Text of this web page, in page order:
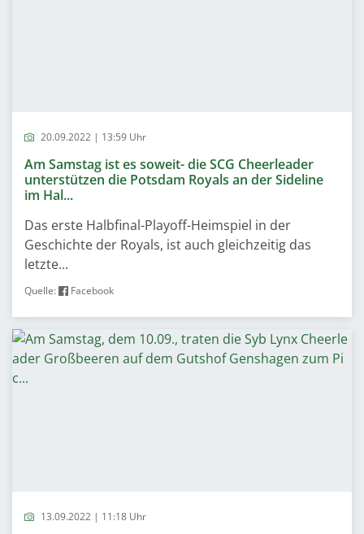
20.09.2022 | 13:59 Uhr
Am Samstag ist es soweit- die SCG Cheerleader
unterstützen die Potsdam Royals an der Sideline
im Hal...
Das erste Halbfinal-Playoff-Heimspiel in der
Geschichte der Royals, ist auch gleichzeitig das
letzte...
Quelle: Facebook
13.09.2022 | 11:18 Uhr